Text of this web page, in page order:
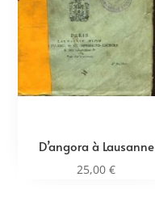
D’angora à Lausanne
25,00€